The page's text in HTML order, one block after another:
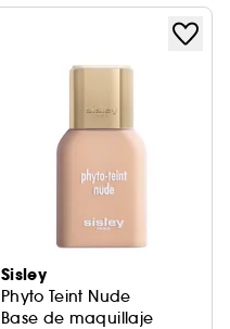
Sisley
Phyto Teint Nude
Base de maquillaje